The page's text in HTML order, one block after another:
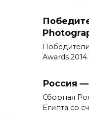
Awards
Россия —
Сборная
Египта со